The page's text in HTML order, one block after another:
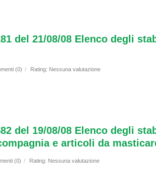
del 21/08/08 Elenco degli
(0) / Rating: Nessuna valutazione
del 19/08/08 Elenco degli
e articoli da
(0) / Rating: Nessuna valutazione